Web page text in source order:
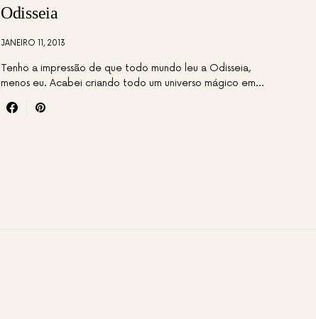
Odisseia
JANEIRO 11, 2013
Tenho a impressão de que todo mundo leu a Odisseia,
menos eu. Acabei criando todo um universo mágico em…